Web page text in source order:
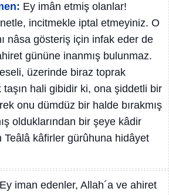
Ey imân etmiş olanlar!
incitmekle iptal etmeyiniz. O
nâsa gösteriş için infak eder de
gününe inanmış bulunmaz.
üzerinde biraz toprak
hali gibidir ki, ona şiddetli bir
onu dümdüz bir halde bırakmış
olduklarından bir şeye kâdir
Teâlâ kâfirler gürûhuna hidâyet
Ey iman edenler, Allah´a ve ahiret